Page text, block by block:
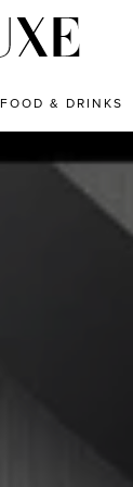
FOOD & DRINKS